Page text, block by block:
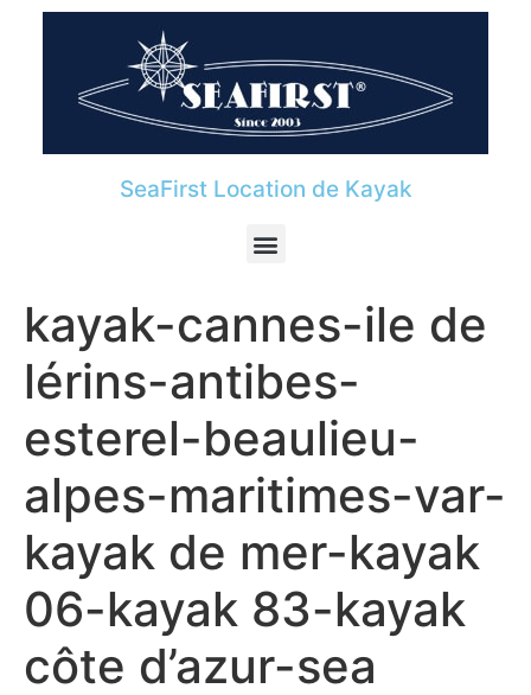
SeaFirst Location de Kayak
kayak-cannes-ile de
lérins-antibes-
esterel-beaulieu-
alpes-maritimes-var-
kayak de mer-kayak
06-kayak 83-kayak
côte d’azur-sea